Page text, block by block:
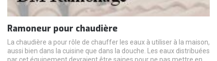
Ramoneur pour chaudière
La chaudière a pour rôle de chauffer les eaux à utiliser à la maison,
aussi bien dans la cuisine que dans la douche. Les eaux distribuées